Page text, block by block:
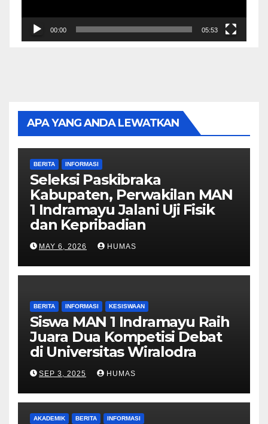
00:00 05:53
APA YANG ANDA LEWATKAN
BERITA INFORMASI
Seleksi Paskibraka
Kabupaten, Perwakilan MAN
1 Indramayu Jalani Uji Fisik
dan Kepribadian
MAY 6, 2026 HUMAS
BERITA INFORMASI KESISWAAN
Siswa MAN 1 Indramayu Raih
Juara Dua Kompetisi Debat
di Universitas Wiralodra
SEP 3, 2025 HUMAS
AKADEMIK BERITA INFORMASI